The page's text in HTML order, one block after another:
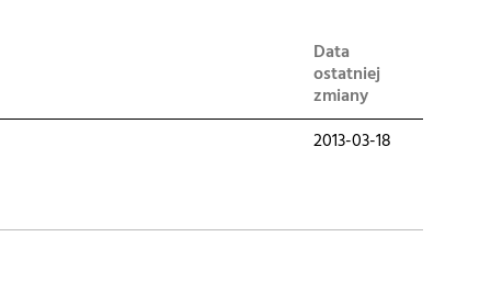
Data
ostatniej
zmiany
2013-03-18